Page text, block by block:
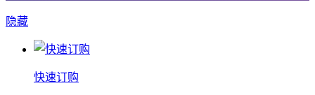
隐藏
快速订购